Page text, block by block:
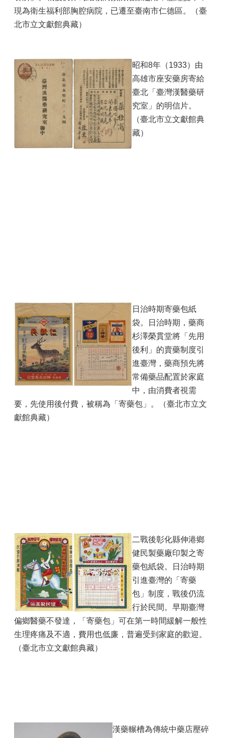
現為衛生福利部胸腔病院，已遷至臺南市仁德區。（臺
北市立文獻館典藏）
昭和8年（1933）由
高雄市座安藥房寄給
臺北「臺灣漢醫藥研
究室」的明信片。
（臺北市立文獻館典
藏）
日治時期寄藥包紙
袋。日治時期，藥商
杉澤榮貫堂將「先用
後利」的賣藥制度引
進臺灣，藥商預先將
常備藥品配置於家庭
中，由消費者視需
要，先使用後付費，被稱為「寄藥包」。（臺北市立文
獻館典藏）
二戰後彰化縣伸港鄉
健民製藥廠印製之寄
藥包紙袋。日治時期
引進臺灣的「寄藥
包」制度，戰後仍流
行於民間。早期臺灣
偏鄉醫藥不發達，「寄藥包」可在第一時間緩解一般性
生理疼痛及不適，費用也低廉，普遍受到家庭的歡迎。
（臺北市立文獻館典藏）
漢藥輾槽為傳統中藥店壓碎